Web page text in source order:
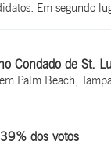
Em segundo
Condado de St.
Palm Beach;
dos votos